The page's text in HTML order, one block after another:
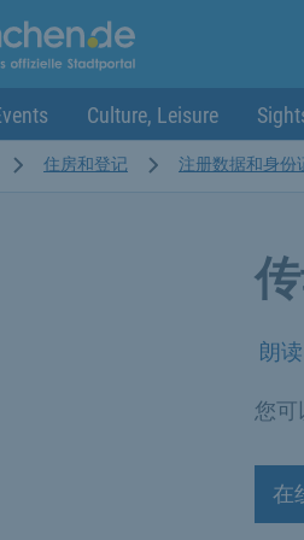
Culture, Leisure
住房和登记 注册数据和身份
朗读
您
在